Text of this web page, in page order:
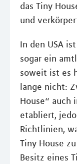
das Tiny
und
In den USA
sogar ein
soweit ist es
lange nicht:
House“ auch
etabliert,
Richtlinien,
Tiny House
Besitz eines